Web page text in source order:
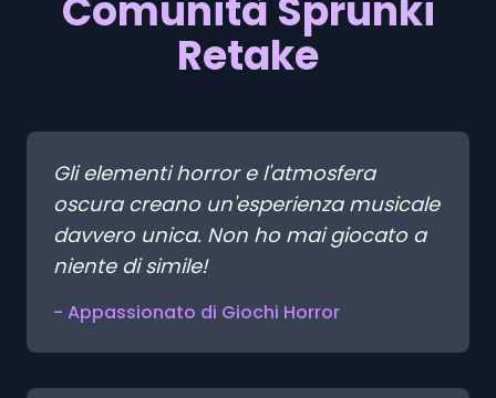
Retake
Gli elementi horror e l'atmosfera
oscura creano un'esperienza musicale
davvero unica. Non ho mai giocato a
niente di simile!
- Appassionato di Giochi Horror